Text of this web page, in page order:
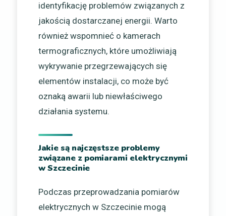
identyfikację problemów związanych z
jakością dostarczanej energii. Warto
również wspomnieć o kamerach
termograficznych, które umożliwiają
wykrywanie przegrzewających się
elementów instalacji, co może być
oznaką awarii lub niewłaściwego
działania systemu.
Jakie są najczęstsze problemy
związane z pomiarami elektrycznymi
w Szczecinie
Podczas przeprowadzania pomiarów
elektrycznych w Szczecinie mogą